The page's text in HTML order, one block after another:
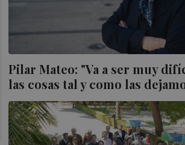
Pilar Mateo: "Va a ser muy
las cosas tal y como las